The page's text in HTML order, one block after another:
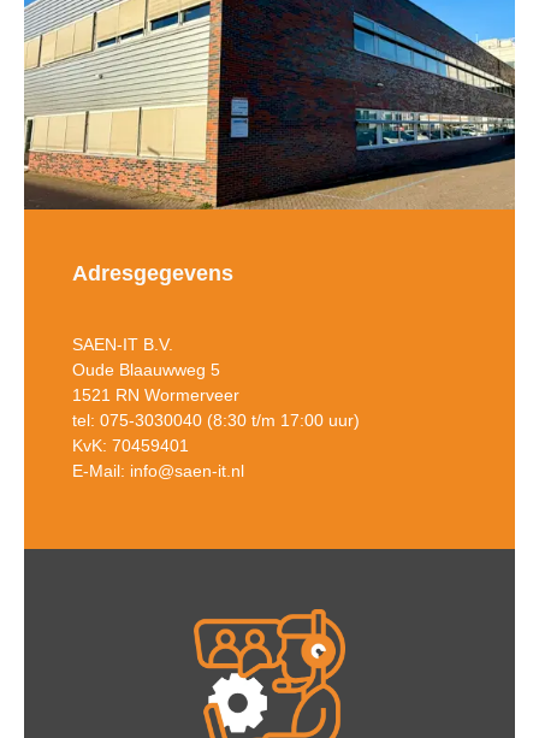
Adresgegevens
SAEN-IT B.V.
Oude Blaauwweg 5
1521 RN Wormerveer
tel: 075-3030040 (8:30 t/m 17:00 uur)
KvK: 70459401
E-Mail: info@saen-it.nl